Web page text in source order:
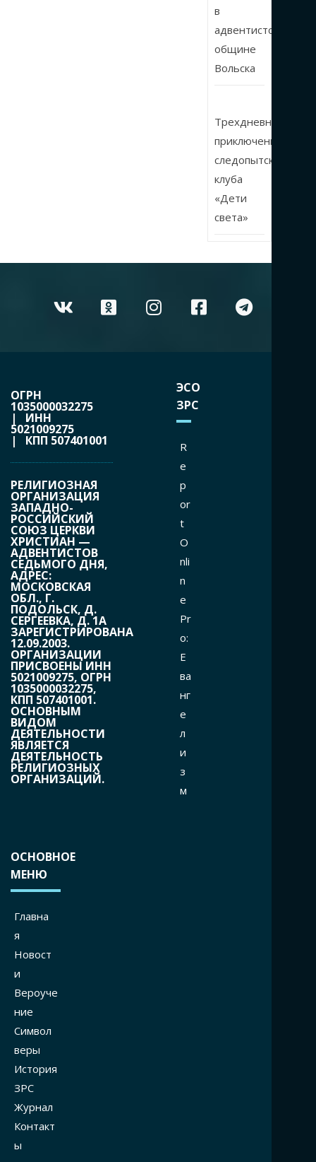
в
адвентистской
общине
Вольска
Трехдневные
приключения
следопытского
клуба
«Дети
света»
ОГРН
1035000032275
| ИНН
5021009275
| КПП 507401001
РЕЛИГИОЗНАЯ
ОРГАНИЗАЦИЯ
ЗАПАДНО-
РОССИЙСКИЙ
СОЮЗ ЦЕРКВИ
ХРИСТИАН —
АДВЕНТИСТОВ
СЕДЬМОГО ДНЯ,
АДРЕС:
МОСКОВСКАЯ
ОБЛ., Г.
ПОДОЛЬСК, Д.
СЕРГЕЕВКА, Д. 1А
ЗАРЕГИСТРИРОВАНА
12.09.2003.
ОРГАНИЗАЦИИ
ПРИСВОЕНЫ ИНН
5021009275, ОГРН
1035000032275,
КПП 507401001.
ОСНОВНЫМ
ВИДОМ
ДЕЯТЕЛЬНОСТИ
ЯВЛЯЕТСЯ
ДЕЯТЕЛЬНОСТЬ
РЕЛИГИОЗНЫХ
ОРГАНИЗАЦИЙ.
ЭСО
ЗРС
R
e
p
or
t
O
nli
n
e
Pr
o:
Е
ва
нг
е
л
и
з
м
ОСНОВНОЕ
МЕНЮ
Главна
я
Новост
и
Вероуче
ние
Символ
веры
История
ЗРС
Журнал
Контакт
ы